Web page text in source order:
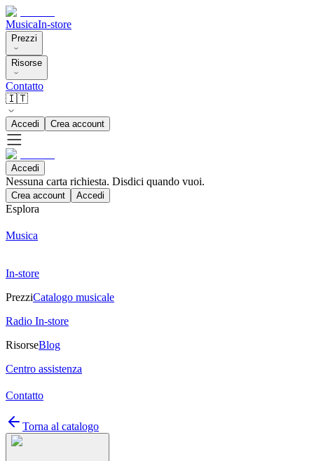
MusicaIn-store
Prezzi
Risorse
Contatto
🇮🇹
Accedi Crea account
Accedi
Nessuna carta richiesta. Disdici quando vuoi.
Crea account Accedi
Esplora
Musica
In-store
PrezziCatalogo musicale
Radio In-store
RisorseBlog
Centro assistenza
Contatto
Torna al catalogo